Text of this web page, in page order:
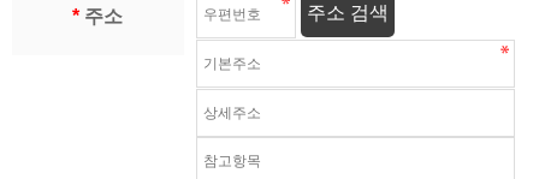
* 주소 주소 검색